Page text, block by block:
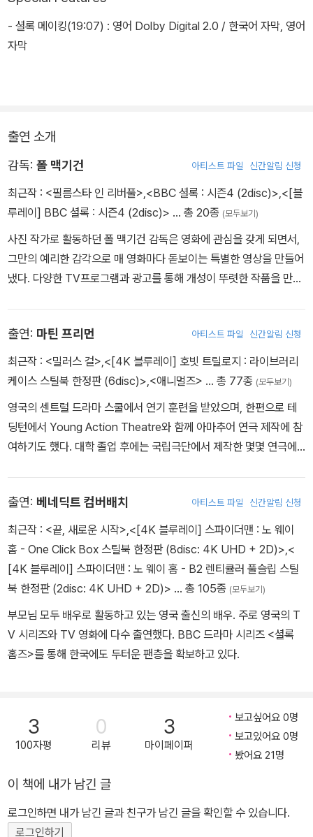
Ep2. The Hounds of Baskerville / 2부. 바스커빌의 개
다트모아 황무지로 초청받은 홈즈와 왓슨은 초자연적인 일들을 경험
한편 배후에 숨어있던 제임스 모라이어티 교수가 정체를 드러내 셜록
과 최후의 담판을 벌이는데 둘은 불구대천의 원수가 돼 한 사람은 지
- 셜록 메이킹(19:07) : 영어 Dolby Digital 2.0 / 한국어 자막, 영어
자막
출연 소개
감독: 폴 맥기건 아티스트 파일 신간알림 신청
최근작 : <필름스타 인 리버풀>,<BBC 셜록 : 시즌4 (2disc)>,<[블
루레이] BBC 셜록 : 시즌4 (2disc)> … 총 20종 (모두보기)
사진 작가로 활동하던 폴 맥기건 감독은 영화에 관심을 갖게 되면서,
그만의 예리한 감각으로 매 영화마다 돋보이는 특별한 영상을 만들어
냈다. 다양한 TV프로그램과 광고를 통해 개성이 뚜렷한 작품을 만들
제에서 다양한 상을 수상하기도 했고, 이후 <갱스터 넘버 원>을 연출
하며 세계적으로 인정 받는 스타일리쉬 감독 대열에 합류했다. 또한
도시의 사랑이야기를 자신만의 스타일로 완성하여 슬픔과 찬란함이
화 <럭키 넘버 슬레븐>까지 최고의 연출력을 보여줬다.
출연: 마틴 프리먼 아티스트 파일 신간알림 신청
최근작 : <밀러스 걸>,<[4K 블루레이] 호빗 트릴로지 : 라이브러리
케이스 스틸북 한정판 (6disc)>,<애니멀즈> … 총 77종 (모두보기)
영국의 센트럴 드라마 스쿨에서 연기 훈련을 받았으며, 한편으로 테
딩턴에서 Young Action Theatre와 함께 아마추어 연극 제작에 참
여하기도 했다. 대학 졸업 후에는 국립극단에서 제작한 몇몇 연극에
즈 <The Office>의 팀 캔터베리 역으로 대중들에게 알려지게 되었
다.
출연: 베네딕트 컴버배치 아티스트 파일 신간알림 신청
최근작 : <끝, 새로운 시작>,<[4K 블루레이] 스파이더맨 : 노 웨이
홈 - One Click Box 스틸북 한정판 (8disc: 4K UHD + 2D)>,<
[4K 블루레이] 스파이더맨 : 노 웨이 홈 - B2 렌티큘러 풀슬립 스틸
북 한정판 (2disc: 4K UHD + 2D)> … 총 105종 (모두보기)
부모님 모두 배우로 활동하고 있는 영국 출신의 배우. 주로 영국의 T
V 시리즈와 TV 영화에 다수 출연했다. BBC 드라마 시리즈 <셜록
홈즈>를 통해 한국에도 두터운 팬층을 확보하고 있다.
3
100자평
0
리뷰
3
마이페이퍼
보고싶어요 0명
보고있어요 0명
봤어요 21명
이 책에 내가 남긴 글
로그인하면 내가 남긴 글과 친구가 남긴 글을 확인할 수 있습니다.
로그인하기